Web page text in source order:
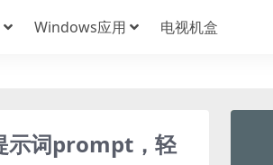
Windows应用 电视机盒
示词prompt，轻